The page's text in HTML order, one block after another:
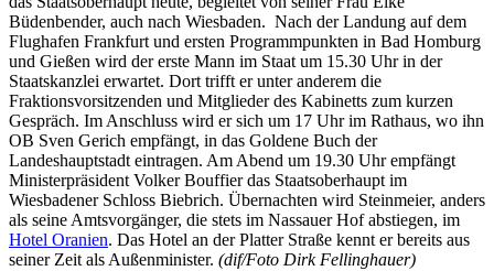
Büdenbender, auch nach Wiesbaden. Nach der Landung auf dem
Flughafen Frankfurt und ersten Programmpunkten in Bad Homburg
und Gießen wird der erste Mann im Staat um 15.30 Uhr in der
Staatskanzlei erwartet. Dort trifft er unter anderem die
Fraktionsvorsitzenden und Mitglieder des Kabinetts zum kurzen
Gespräch. Im Anschluss wird er sich um 17 Uhr im Rathaus, wo ihn
OB Sven Gerich empfängt, in das Goldene Buch der
Landeshauptstadt eintragen. Am Abend um 19.30 Uhr empfängt
Ministerpräsident Volker Bouffier das Staatsoberhaupt im
Wiesbadener Schloss Biebrich. Übernachten wird Steinmeier, anders
als seine Amtsvorgänger, die stets im Nassauer Hof abstiegen, im
Hotel Oranien. Das Hotel an der Platter Straße kennt er bereits aus
seiner Zeit als Außenminister. (dif/Foto Dirk Fellinghauer)